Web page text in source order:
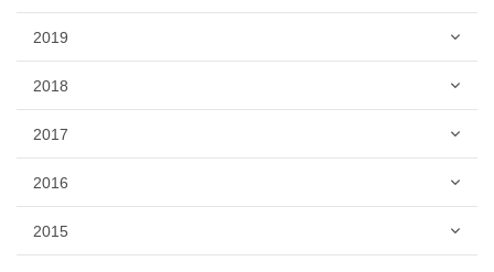
2019
2018
2017
2016
2015